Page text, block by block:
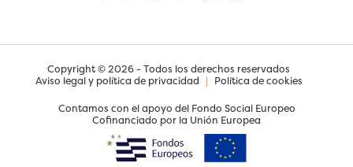
Copyright © 2026 - Todos los derechos reservados
Aviso legal y política de privacidad | Política de cookies
Contamos con el apoyo del Fondo Social Europeo
Cofinanciado por la Unión Europea